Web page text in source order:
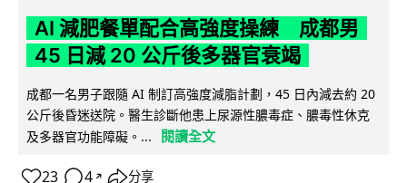
AI 減肥餐單配合高強度操練 成都男
45 日減 20 公斤後多器官衰竭
成都一名男子跟隨 AI 制訂高強度減脂計劃，45 日內減去約 20
公斤後昏迷送院。醫生診斷他患上尿源性膿毒症、膿毒性休克
及多器官功能障礙。...
閱讀全文
23 4 ↗ 分享